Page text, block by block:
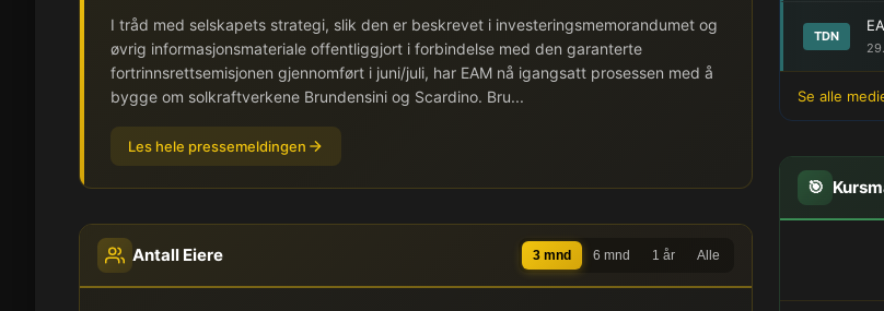
I tråd med selskapets strategi, slik den er beskrevet i investeringsmemorandumet og
øvrig informasjonsmateriale offentliggjort i forbindelse med den garanterte
fortrinnsrettsemisjonen gjennomført i juni/juli, har EAM nå igangsatt prosessen med å
bygge om solkraftverkene Brundensini og Scardino. Bru...
Les hele pressemeldingen
Antall Eiere 3 mnd 6 mnd 1 år Alle
TDN
Se alle
🎯